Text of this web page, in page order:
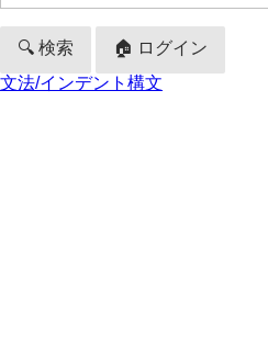
🔍 検索
🏠 ログイン
文法/インデント構文